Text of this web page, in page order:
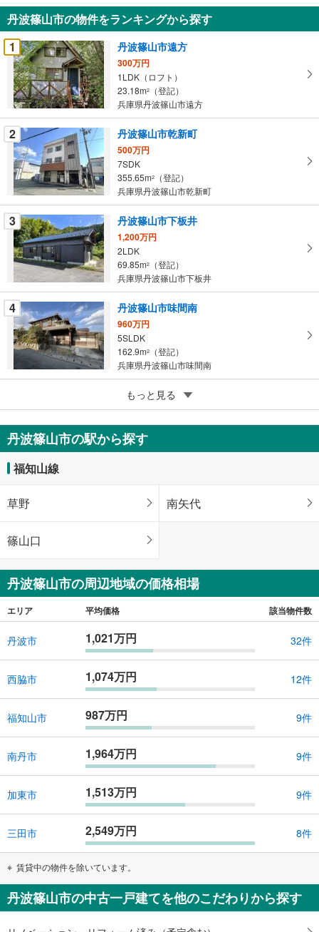
知
を
受
け
取
る
・
条
件
を
マ
イ
ペ
ー
ジ
に
保
す
る
丹波篠山市の物件をランキングから探す
1
丹波篠山市遠方
300万円
1LDK（ロフト）
23.18m2
（登記）
兵庫県丹波篠山市遠方
2 丹波篠山市乾新町
500万円
7SDK
355.65m2
（登記）
兵庫県丹波篠山市乾新町
3 丹波篠山市下板井
1,200万円
2LDK
69.85m2
（登記）
兵庫県丹波篠山市下板井
4 丹波篠山市味間南
960万円
5SLDK
162.9m2
（登記）
兵庫県丹波篠山市味間南
成約でもらえる
丹波篠山市八上内
250万円
6DK
127.61m （登記）
もっと見る
丹波篠山市の駅から探す
福知山線
草野 南矢代
篠山口
丹波篠山市の周辺地域の価格相場
エリア 平均価格 該当物件数
丹波市 1,021万円 32件
西脇市 1,074万円 12件
福知山市 987万円 9件
南丹市 1,964万円 9件
加東市 1,513万円 9件
三田市 2,549万円 8件
賃貸中の物件を除いています。
丹波篠山市の中古一戸建てを他のこだわりから探す